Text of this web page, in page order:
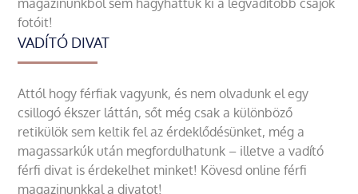
magazinunkból sem hagyhattuk ki a legvadítóbb csajok
fotóit!
VADÍTÓ DIVAT
Attól hogy férfiak vagyunk, és nem olvadunk el egy
csillogó ékszer láttán, sőt még csak a különböző
retikülök sem keltik fel az érdeklődésünket, még a
magassarkúk után megfordulhatunk – illetve a vadító
férfi divat is érdekelhet minket! Kövesd online férfi
magazinunkkal a divatot!